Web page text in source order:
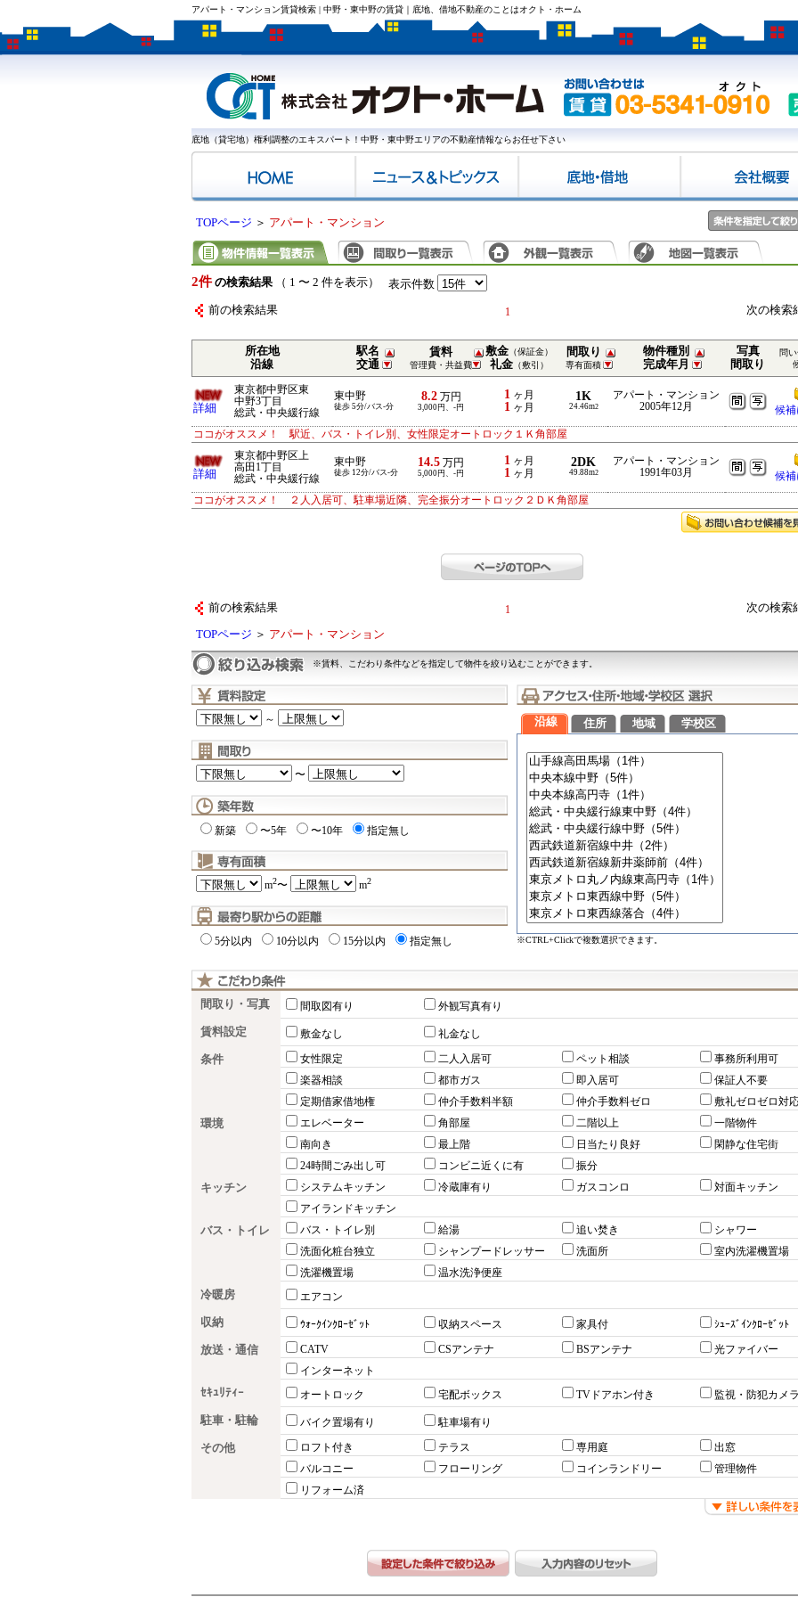
アパート・マンション賃貸検索 | 中野・東中野の賃貸｜底地、借地不動産のことはオクト・ホーム
底地（貸宅地）権利調整のエキスパート！中野・東中野エリアの不動産情報ならお任せ下さい
TOPページ ＞ アパート・マンション
2件 の検索結果（ 1 〜 2 件を表示） 表示件数
前の検索結果 1 次の検
所在地
沿線
駅名
交通
賃料
管理費・共益費
敷金 （保証金）
礼金 （敷引）
間取り
専有面積
物件種別
完成年月
写真
間取り
問
詳細
東京都中野区東
中野3丁目
総武・中央緩行線
東中野
徒歩 5分/バス-分
8.2万円
3,000円、-円
1 ヶ月
1 ヶ月
1K
24.46m2
アパート・マンション
2005年12月
候補
ココがオススメ！ 駅近、バス・トイレ別、女性限定オートロック１Ｋ角部屋
詳細
東京都中野区上
高田1丁目
総武・中央緩行線
東中野
徒歩 12分/バス-分
14.5 万円
5,000円、-円
1 ヶ月
1 ヶ月
2DK
49.88m2
アパート・マンション
1991年03月
候補
ココがオススメ！ ２人入居可、駐車場近隣、完全振分オートロック２ＤＫ角部屋
前の検索結果 1 次の検
TOPページ ＞ アパート・マンション
※賃料、こだわり条件などを指定して物件を絞り込むことができます。
～
〜
新築 〜5年 〜10年 指定無し
m2〜 m2
5分以内 10分以内 15分以内 指定無し
沿線 住所 地域 学校区
※CTRL+Clickで複数選択できます。
間取り・写真 間取図有り 外観写真有り
賃料設定 敷金なし 礼金なし
条件 女性限定 二人入居可 ペット相談
事務所利用可
楽器相談
都市ガス 即入居可
保証人不要
定期借家借地権
仲介手数料半額 仲介手数料ゼロ 敷礼ゼロゼロ対
環境 エレベーター 角部屋 二階以上
一階物件
南向き
最上階 日当たり良好
閑静な住宅街
24時間ごみ出し可
コンビニ近くに有 振分
キッチン システムキッチン 冷蔵庫有り ガスコンロ
対面キッチン
アイランドキッチン
バス・トイレ バス・トイレ別 給湯 追い焚き
シャワー
洗面化粧台独立
シャンプードレッサー 洗面所
室内洗濯機置場
洗濯機置場
温水洗浄便座
冷暖房 エアコン
収納 ｳｫｰｸｲﾝｸﾛｰｾﾞｯﾄ 収納スペース 家具付 ｼｭｰｽﾞｲﾝｸﾛｰｾﾞｯﾄ
放送・通信 CATV CSアンテナ BSアンテナ
光ファイバー
インターネット
ｾｷｭﾘﾃｨｰ オートロック 宅配ボックス TVドアホン付き 監視・防犯カメ
駐車・駐輪 バイク置場有り 駐車場有り
その他 ロフト付き テラス 専用庭
出窓
バルコニー
フローリング コインランドリー
管理物件
リフォーム済